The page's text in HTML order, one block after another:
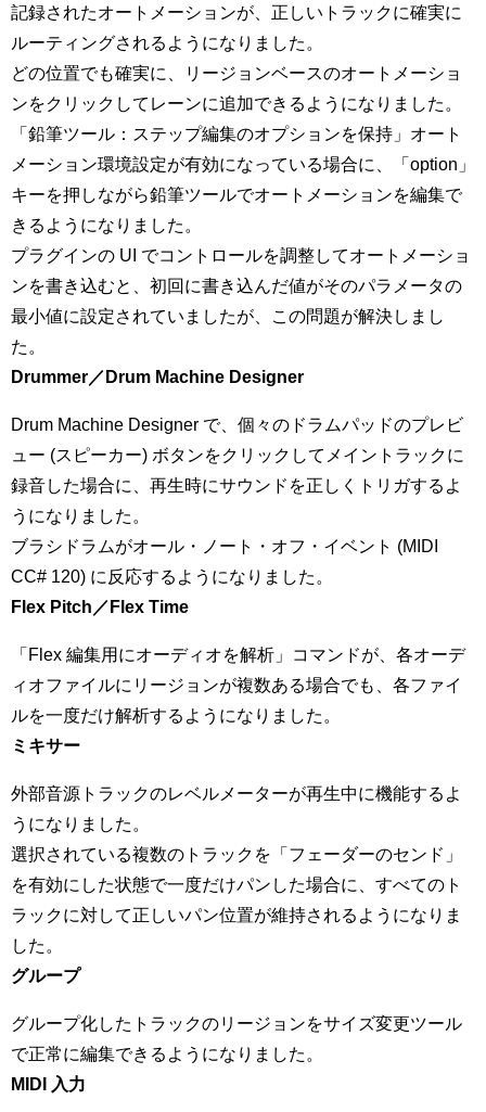
記録されたオートメーションが、正しいトラックに確実に
ルーティングされるようになりました。
どの位置でも確実に、リージョンベースのオートメーショ
ンをクリックしてレーンに追加できるようになりました。
「鉛筆ツール：ステップ編集のオプションを保持」オート
メーション環境設定が有効になっている場合に、「option」
キーを押しながら鉛筆ツールでオートメーションを編集で
きるようになりました。
プラグインの UI でコントロールを調整してオートメーショ
ンを書き込むと、初回に書き込んだ値がそのパラメータの
最小値に設定されていましたが、この問題が解決しまし
た。
Drummer／Drum Machine Designer
Drum Machine Designer で、個々のドラムパッドのプレビ
ュー (スピーカー) ボタンをクリックしてメイントラックに
録音した場合に、再生時にサウンドを正しくトリガするよ
うになりました。
ブラシドラムがオール・ノート・オフ・イベント (MIDI
CC# 120) に反応するようになりました。
Flex Pitch／Flex Time
「Flex 編集用にオーディオを解析」コマンドが、各オーデ
ィオファイルにリージョンが複数ある場合でも、各ファイ
ルを一度だけ解析するようになりました。
ミキサー
外部音源トラックのレベルメーターが再生中に機能するよ
うになりました。
選択されている複数のトラックを「フェーダーのセンド」
を有効にした状態で一度だけパンした場合に、すべてのト
ラックに対して正しいパン位置が維持されるようになりま
した。
グループ
グループ化したトラックのリージョンをサイズ変更ツール
で正常に編集できるようになりました。
MIDI 入力